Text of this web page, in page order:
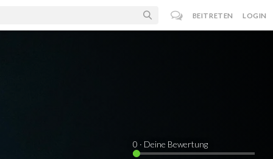
BEITRETEN LOGIN
0 · Deine Bewertung